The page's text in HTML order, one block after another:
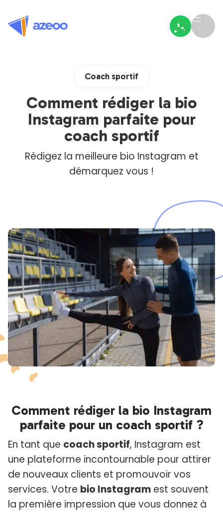
Coach sportif
Comment rédiger la bio
Instagram parfaite pour
coach sportif
Rédigez la meilleure bio Instagram et
démarquez vous !
Comment rédiger la bio Instagram
parfaite pour un coach sportif ?
En tant que coach sportif, Instagram est
une plateforme incontournable pour attirer
de nouveaux clients et promouvoir vos
services. Votre bio Instagram est souvent
la première impression que vous donnez à